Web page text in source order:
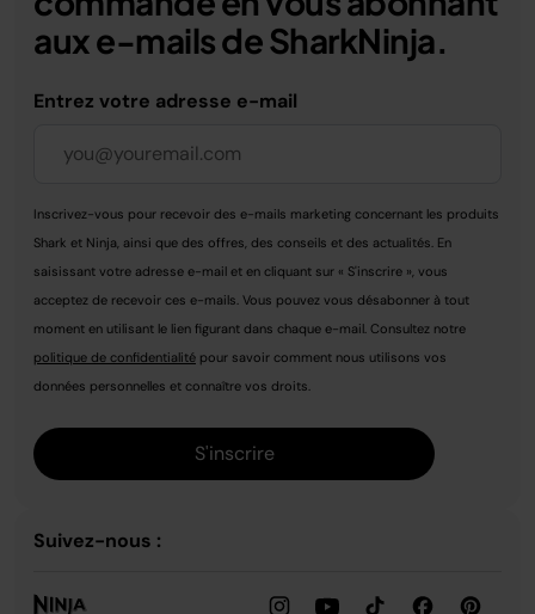
aux e-mails de SharkNinja.
Entrez votre adresse e-mail
Inscrivez-vous pour recevoir des e-mails marketing concernant les produits
Shark et Ninja, ainsi que des offres, des conseils et des actualités. En
saisissant votre adresse e-mail et en cliquant sur « S'inscrire », vous
acceptez de recevoir ces e-mails. Vous pouvez vous désabonner à tout
moment en utilisant le lien figurant dans chaque e-mail. Consultez notre
politique de confidentialité pour savoir comment nous utilisons vos
données personnelles et connaître vos droits.
S'inscrire
Suivez-nous :